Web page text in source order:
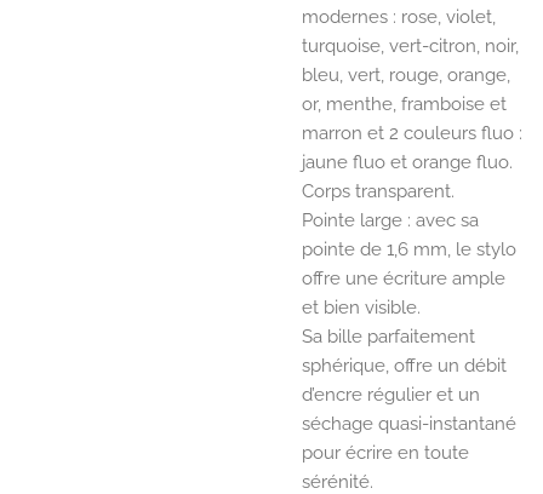
modernes : rose, violet,
turquoise, vert-citron, noir,
bleu, vert, rouge, orange,
or, menthe, framboise et
marron et 2 couleurs fluo :
jaune fluo et orange fluo.
Corps transparent.
Pointe large : avec sa
pointe de 1,6 mm, le stylo
offre une écriture ample
et bien visible.
Sa bille parfaitement
sphérique, offre un débit
d’encre régulier et un
séchage quasi-instantané
pour écrire en toute
sérénité.